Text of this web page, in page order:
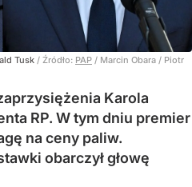
Tusk / Źródło: PAP / Marcin Obara / Piotr
Karola
RP. W tym dniu premier
na ceny paliw.
obarczył głowę